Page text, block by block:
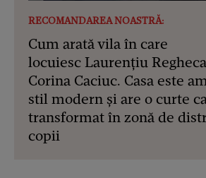
RECOMANDAREA NOASTRĂ:
Cum arată vila în care
locuiesc Laurențiu
Corina Caciuc. Casa este
stil modern și are o curte
transformat în zonă de
copii